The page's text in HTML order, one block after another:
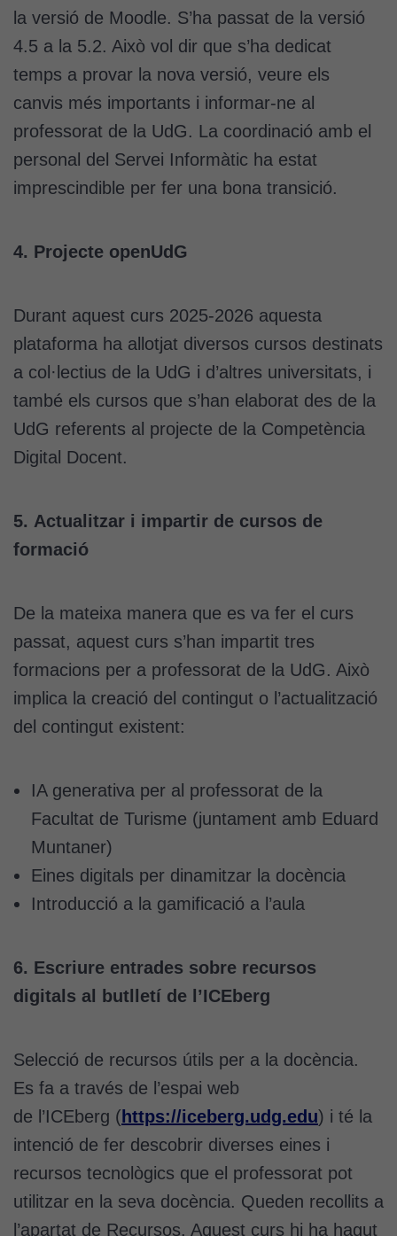
la versió de Moodle. S’ha passat de la versió
4.5 a la 5.2. Això vol dir que s’ha dedicat
temps a provar la nova versió, veure els
canvis més importants i informar-ne al
professorat de la UdG. La coordinació amb el
personal del Servei Informàtic ha estat
imprescindible per fer una bona transició.
4. Projecte openUdG
Durant aquest curs 2025-2026 aquesta
plataforma ha allotjat diversos cursos destinats
a col·lectius de la UdG i d’altres universitats, i
també els cursos que s’han elaborat des de la
UdG referents al projecte de la Competència
Digital Docent.
5. Actualitzar i impartir de cursos de
formació
De la mateixa manera que es va fer el curs
passat, aquest curs s’han impartit tres
formacions per a professorat de la UdG. Això
implica la creació del contingut o l’actualització
del contingut existent:
IA generativa per al professorat de la
Facultat de Turisme (juntament amb Eduard
Muntaner)
Eines digitals per dinamitzar la docència
Introducció a la gamificació a l’aula
6. Escriure entrades sobre recursos
digitals al butlletí de l’ICEberg
Selecció de recursos útils per a la docència.
Es fa a través de l’espai web
de l’ICEberg (https://iceberg.udg.edu) i té la
intenció de fer descobrir diverses eines i
recursos tecnològics que el professorat pot
utilitzar en la seva docència. Queden recollits a
l’apartat de Recursos. Aquest curs hi ha hagut
Cookies
tècniques
Aquestes
necessàries
perquè el
Utilitzem
cookies de
Google
per tal que
puguem
millorar la
funcionalitat
i l'estructura
del lloc
web, en
funció de
com aquest
lloc web